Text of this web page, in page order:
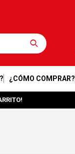
¿CÓMO COMPRAR?